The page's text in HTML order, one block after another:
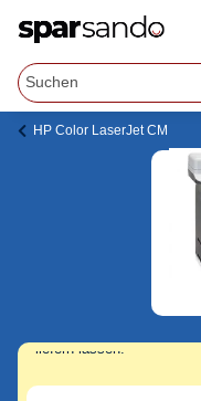
HP Color LaserJet CM
HP Color
Jetzt originale &
LaserJet CM
Sparsando
Den Druckerhersteller
liefern lassen.